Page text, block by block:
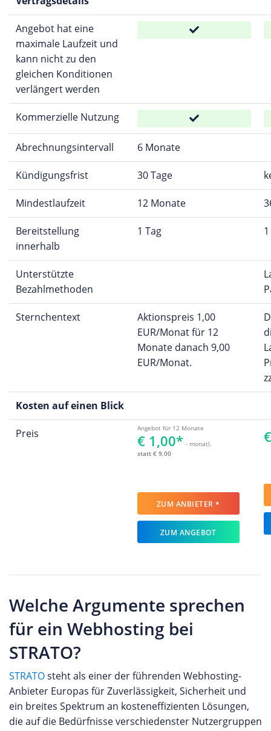
Angebot hat eine
maximale Laufzeit und
kann nicht zu den
gleichen Konditionen
verlängert werden
Kommerzielle Nutzung
Abrechnungsintervall 6 Monate
Kündigungsfrist 30 Tage
Mindestlaufzeit 12 Monate
Bereitstellung
innerhalb
1 Tag
Unterstützte
Bezahlmethoden
Sternchentext
Aktionspreis 1,00
EUR/Monat für 12
Monate danach 9,00
EUR/Monat.
Kosten auf einen Blick
Preis Angebot für 12 Monate
€ 1,00* - monatl.
statt € 9,00
ZUM ANBIETER *
ZUM ANGEBOT
Welche Argumente sprechen
für ein Webhosting bei
STRATO?
STRATOsteht als einer der führenden Webhosting-
Anbieter Europas für Zuverlässigkeit, Sicherheit und
ein breites Spektrum an kosteneffizienten Lösungen,
die auf die Bedürfnisse verschiedenster Nutzergruppen